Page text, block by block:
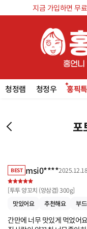
지금 가입하면 무
청정램 청정우 홍픽
포
BEST msi0****2025.12.18
[투투 양꼬치 (양삼겹) 300g]
맛있어요
추천해요 부
간만에 너무 맛있게 먹었어